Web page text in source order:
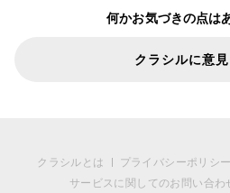
何かお気づきの点は
クラシルに意
クラシルとは プライバシーポリシー
サービスに関してのお問い合わ